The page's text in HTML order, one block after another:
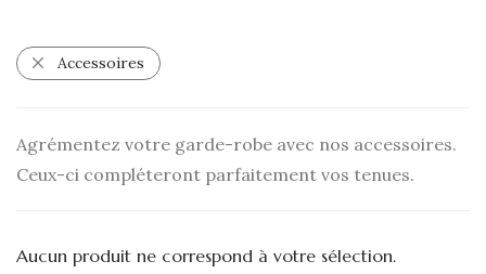
Accessoires
Agrémentez votre garde-robe avec nos accessoires.
Ceux-ci compléteront parfaitement vos tenues.
Aucun produit ne correspond à votre sélection.